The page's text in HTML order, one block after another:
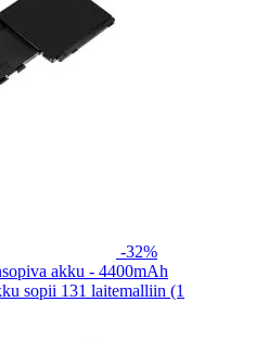
-32%
akku - 4400mAh
sopii 131 laitemalliin (1